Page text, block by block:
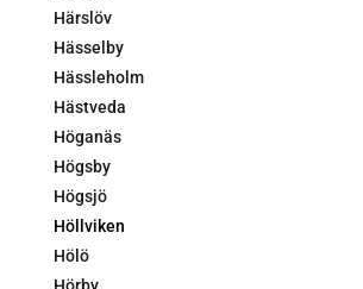
Härslöv
Hässelby
Hässleholm
Hästveda
Höganäs
Högsby
Högsjö
Höllviken
Hölö